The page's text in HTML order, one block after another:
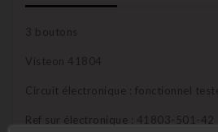
3 boutons
Visteon 41804
Circuit électronique : fonctionnel testé
Ref sur électronique : 41803-501-42